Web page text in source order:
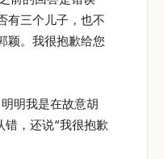
有三个儿子，也不
颖。我很抱歉给您
明我是在故意胡
，还说“我很抱歉